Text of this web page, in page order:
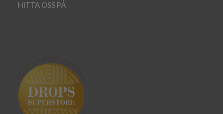
HITTA OSS PÅ